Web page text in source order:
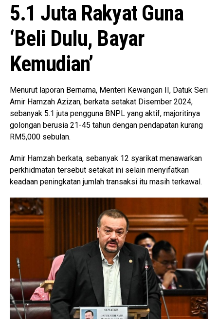
5.1 Juta Rakyat Guna
‘Beli Dulu, Bayar
Kemudian’
Menurut laporan Bernama, Menteri Kewangan II, Datuk Seri
Amir Hamzah Azizan, berkata setakat Disember 2024,
sebanyak 5.1 juta pengguna BNPL yang aktif, majoritinya
golongan berusia 21-45 tahun dengan pendapatan kurang
RM5,000 sebulan.
Amir Hamzah berkata, sebanyak 12 syarikat menawarkan
perkhidmatan tersebut setakat ini selain menyifatkan
keadaan peningkatan jumlah transaksi itu masih terkawal.